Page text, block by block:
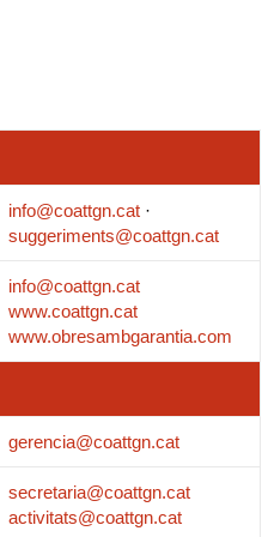
k
e
n
info@coattgn.cat ·
suggeriments@coattgn.cat
info@coattgn.cat
www.coattgn.cat
www.obresambgarantia.com
gerencia@coattgn.cat
secretaria@coattgn.cat
activitats@coattgn.cat